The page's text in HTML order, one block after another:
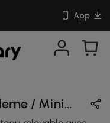
App
Conception de Salon Moderne / Minimaliste / Japandi Style en Brun / Beige / Noir / Naturel avec En Bois / Coton / Velours